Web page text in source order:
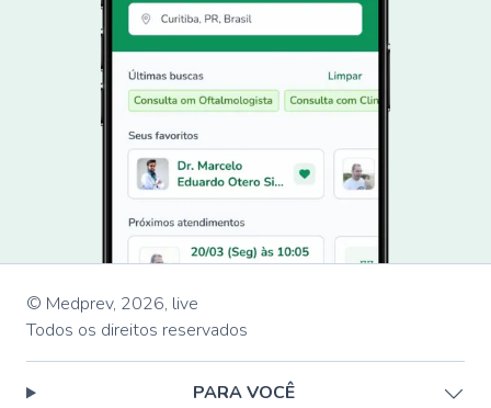
© Medprev, 2026, live
Todos os direitos reservados
PARA VOCÊ